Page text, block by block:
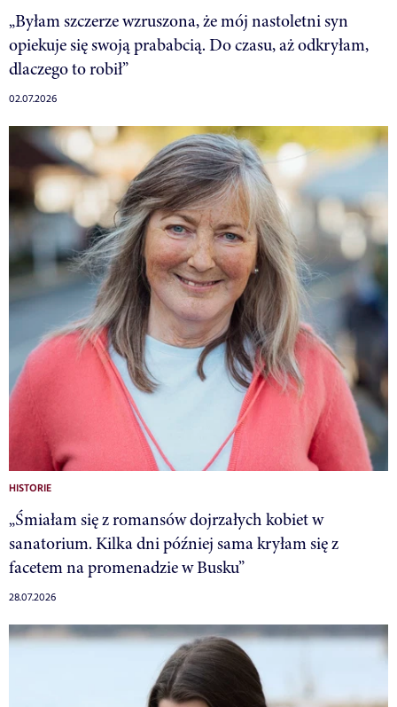
„Byłam szczerze wzruszona, że mój nastoletni syn
opiekuje się swoją prababcią. Do czasu, aż odkryłam,
dlaczego to robił”
02.07.2026
HISTORIE
„Śmiałam się z romansów dojrzałych kobiet w
sanatorium. Kilka dni później sama kryłam się z
facetem na promenadzie w Busku”
28.07.2026